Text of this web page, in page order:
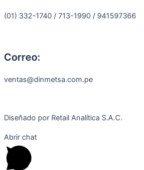
(01) 332-1740 / 713-1990 / 941597366
Correo:
ventas@dinmetsa.com.pe
Diseñado por Retail Analítica S.A.C.
Abrir chat